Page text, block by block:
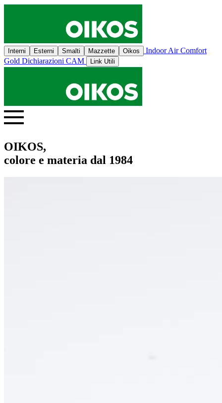
Interni Esterni Smalti Mazzette Oikos
Indoor Air Comfort
Gold Dichiarazioni CAM Link Utili
OIKOS,
colore e materia dal 1984